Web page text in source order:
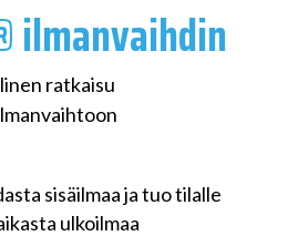
ilmanvaihdin
ratkaisu
sisäilmaa ja tuo tilalle
ulkoilmaa